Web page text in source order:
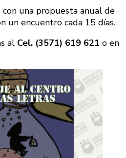
con una propuesta anual de
un encuentro cada 15 días.
al Cel. (3571) 619 621 o en